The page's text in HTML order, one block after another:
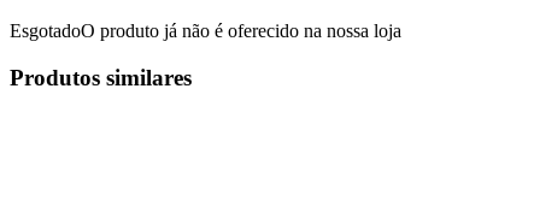
EsgotadoO produto já não é oferecido na nossa loja
Produtos similares